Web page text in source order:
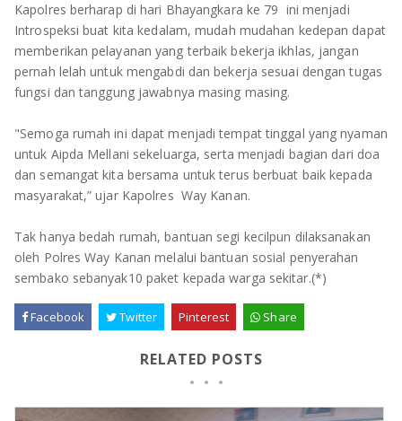
Kapolres berharap di hari Bhayangkara ke 79 ini menjadi
Introspeksi buat kita kedalam, mudah mudahan kedepan dapat
memberikan pelayanan yang terbaik bekerja ikhlas, jangan
pernah lelah untuk mengabdi dan bekerja sesuai dengan tugas
fungsi dan tanggung jawabnya masing masing.
"Semoga rumah ini dapat menjadi tempat tinggal yang nyaman
untuk Aipda Mellani sekeluarga, serta menjadi bagian dari doa
dan semangat kita bersama untuk terus berbuat baik kepada
masyarakat,” ujar Kapolres Way Kanan.
Tak hanya bedah rumah, bantuan segi kecilpun dilaksanakan
oleh Polres Way Kanan melalui bantuan sosial penyerahan
sembako sebanyak10 paket kepada warga sekitar.(*)
Facebook Twitter Pinterest Share
RELATED POSTS